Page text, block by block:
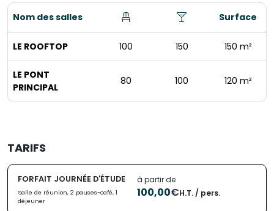
Nom des salles Surface
LE ROOFTOP 100 150 150 m²
LE PONT
PRINCIPAL
80 100 120 m²
TARIFS
FORFAIT JOURNÉE D'ÉTUDE
Salle de réunion, 2 pauses-café, 1
déjeuner
à partir de
100,00€H.T. / pers.